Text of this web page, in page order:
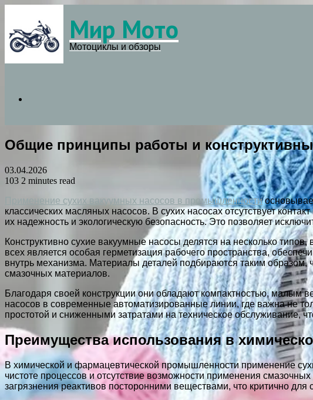
Menu Мир Мото
Мотоциклы и обзоры
for
Общие принципы работы и
03.04.2026
103 2 minutes read
Применение сухих вакуумных насосов в промышленности
классических масляных насосов. В сухих насосах отсутствует
их надежность и экологическую безопасность. Это позволяет
Конструктивно сухие вакуумные насосы делятся на несколько
всех является особая герметизация рабочего пространства,
внутрь механизма. Материалы деталей подбираются таким образом,
смазочных материалов.
Благодаря своей конструкции они обладают компактностью, малым
насосов в современные автоматизированные линии, где важна не
простотой и сниженными затратами на техническое
Преимущества использования в
В химической и фармацевтической промышленности применение
чистоте процессов и отсутствие возможности применения
загрязнения реактивов посторонними веществами, что критично для